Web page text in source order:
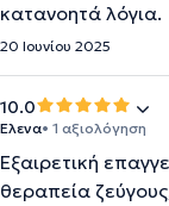
κατανοητά λόγια.
20 Ιουνίου 2025
10.0
Ελενα• 1 αξιολόγηση
Εξαιρετική
θεραπεία